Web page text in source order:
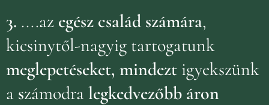
3. ....az egész család számára,
kicsinytől-nagyig tartogatunk
meglepetéseket, mindezt igyekszünk
a számodralegkedvezőbb áron